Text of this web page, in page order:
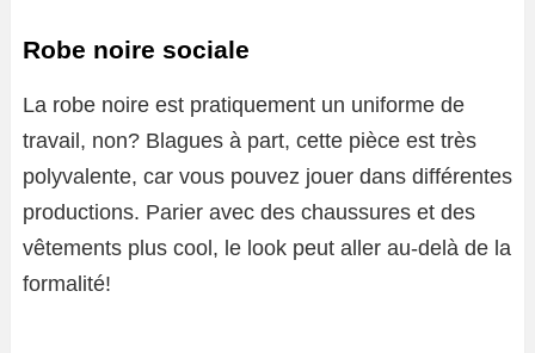
Robe noire sociale
La robe noire est pratiquement un uniforme de
travail, non? Blagues à part, cette pièce est très
polyvalente, car vous pouvez jouer dans différentes
productions. Parier avec des chaussures et des
vêtements plus cool, le look peut aller au-delà de la
formalité!